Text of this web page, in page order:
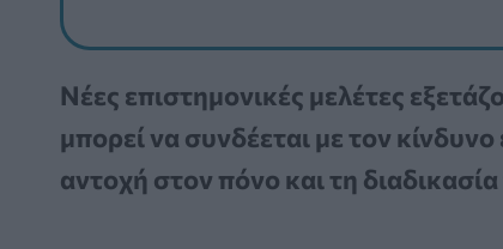
Νέες επιστημονικές μελέτες
μπορεί να συνδέεται με τον
αντοχή στον πόνο και τη